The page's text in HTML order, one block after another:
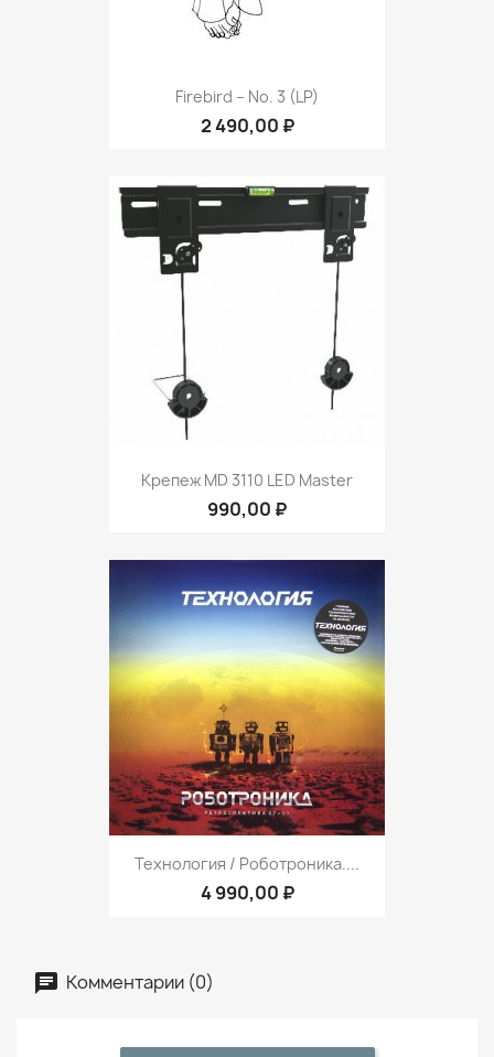
Firebird ‎– No. 3 (LP)
2 490,00 ₽
Крепеж MD 3110 LED Master
990,00 ₽
Технология / Роботроника....
4 990,00 ₽
Комментарии (0)